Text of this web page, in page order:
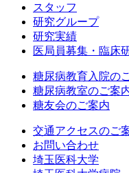
スタッフ
研究グループ
研究実績
医局員募集・臨床
糖尿病教育入院の
糖尿病教室のご案
糖友会のご案内
交通アクセスのご
お問い合わせ
埼玉医科大学